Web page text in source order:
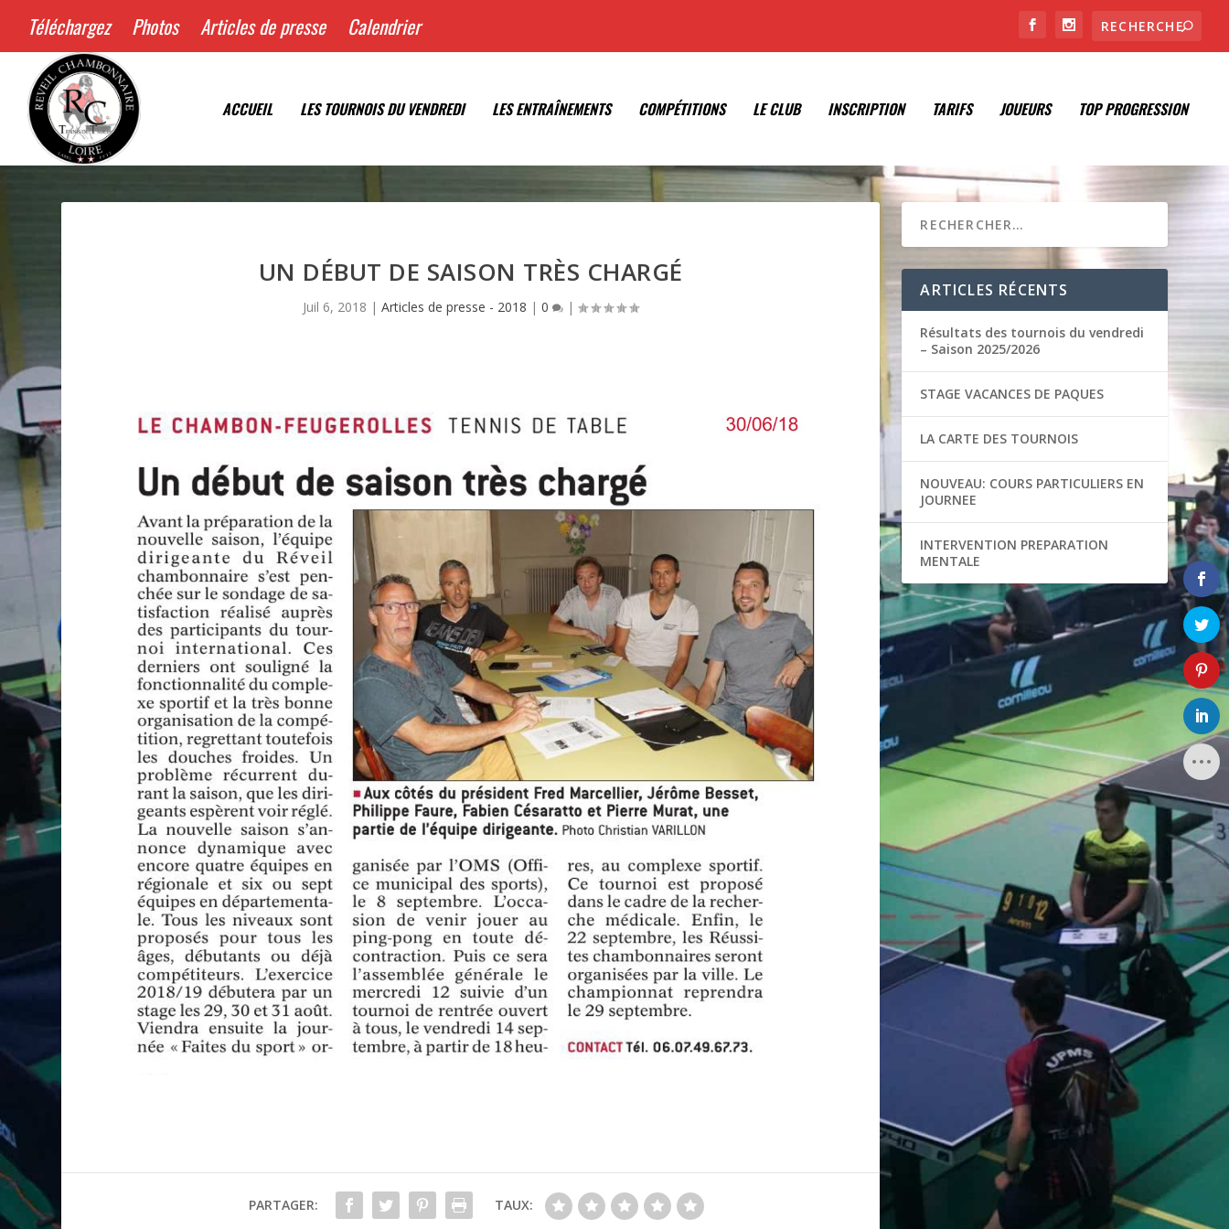
Téléchargez Photos Articles de presse Calendrier
ACCUEIL LES TOURNOIS DU VENDREDI LES ENTRAÎNEMENTS COMPÉTITIONS LE CLUB INSCRIPTION TARIFS JOUEURS TOP PROGRESSION
UN DÉBUT DE SAISON TRÈS CHARGÉ
Juil 6, 2018 |Articles de presse - 2018 |0 |
PARTAGER: TAUX:
ARTICLES RÉCENTS
Résultats des tournois du vendredi
– Saison 2025/2026
STAGE VACANCES DE PAQUES
LA CARTE DES TOURNOIS
NOUVEAU: COURS PARTICULIERS EN
JOURNEE
INTERVENTION PREPARATION
MENTALE